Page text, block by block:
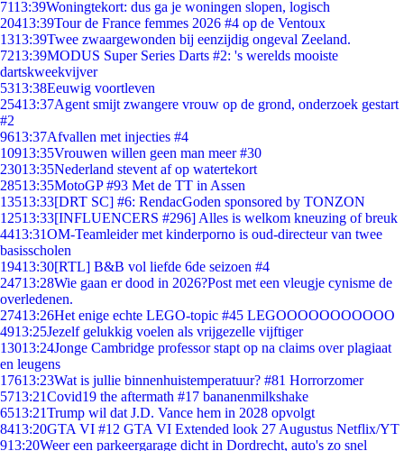
7113:39Woningtekort: dus ga je woningen slopen, logisch
20413:39Tour de France femmes 2026 #4 op de Ventoux
1313:39Twee zwaargewonden bij eenzijdig ongeval Zeeland.
7213:39MODUS Super Series Darts #2: 's werelds mooiste
dartskweekvijver
5313:38Eeuwig voortleven
25413:37Agent smijt zwangere vrouw op de grond, onderzoek gestart
#2
9613:37Afvallen met injecties #4
10913:35Vrouwen willen geen man meer #30
23013:35Nederland stevent af op watertekort
28513:35MotoGP #93 Met de TT in Assen
13513:33[DRT SC] #6: RendacGoden sponsored by TONZON
12513:33[INFLUENCERS #296] Alles is welkom kneuzing of breuk
4413:31OM-Teamleider met kinderporno is oud-directeur van twee
basisscholen
19413:30[RTL] B&B vol liefde 6de seizoen #4
24713:28Wie gaan er dood in 2026?Post met een vleugje cynisme de
overledenen.
27413:26Het enige echte LEGO-topic #45 LEGOOOOOOOOOOO
4913:25Jezelf gelukkig voelen als vrijgezelle vijftiger
13013:24Jonge Cambridge professor stapt op na claims over plagiaat
en leugens
17613:23Wat is jullie binnenhuistemperatuur? #81 Horrorzomer
5713:21Covid19 the aftermath #17 bananenmilkshake
6513:21Trump wil dat J.D. Vance hem in 2028 opvolgt
8413:20GTA VI #12 GTA VI Extended look 27 Augustus Netflix/YT
913:20Weer een parkeergarage dicht in Dordrecht, auto's zo snel